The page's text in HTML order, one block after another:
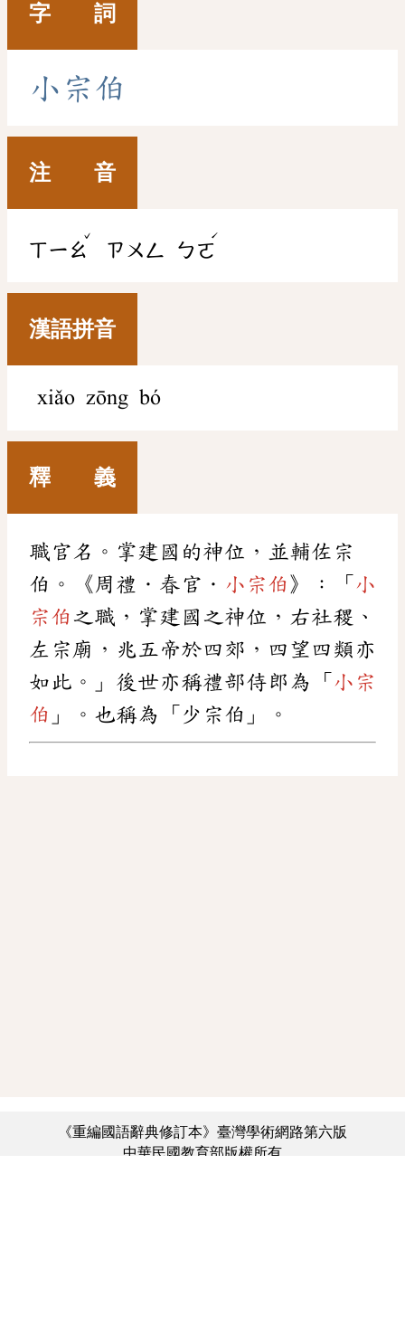
字 詞
小 宗伯
注 音
ㄒㄧㄠ
ˇ
ㄗㄨㄥ ㄅㄛ
ˊ
漢語拼音
xiǎo zōng bó
釋 義
職官名。掌建國的神位，並輔佐宗
伯。《周禮．春官． 小宗伯 》：「 小
宗伯 之職，掌建國之神位，右社稷、
左宗廟，兆五帝於四郊，四望四類亦
如此。」後世亦稱禮部侍郎為「 小宗
伯 」。也稱為「少宗伯」。
《重編國語辭典修訂本》臺灣學術網路第六版
中華民國教育部版權所有